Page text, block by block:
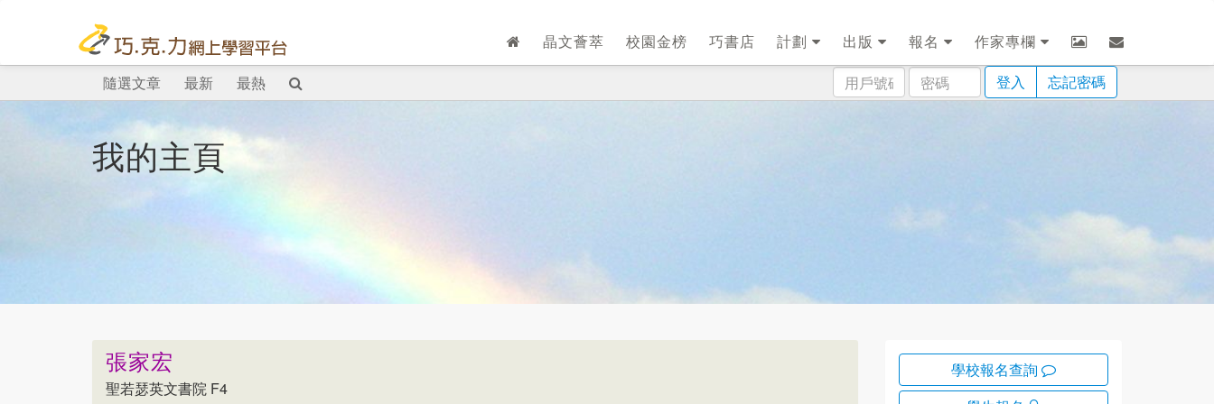
晶文薈萃 校園金榜 巧書店 計劃 出版 報名
作家專欄
用
戶
密
碼
登入 忘記密碼
隨選文章 最新 最熱
我的主頁
張家宏
聖若瑟英文書院 F4
學校報名查詢